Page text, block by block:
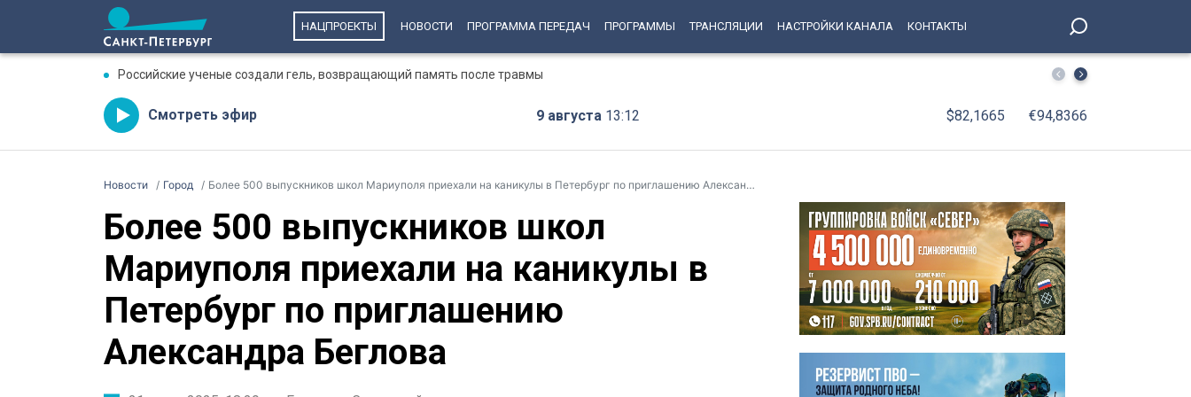
НАЦПРОЕКТЫ НОВОСТИ ПРОГРАММА ПЕРЕДАЧ ПРОГРАММЫ ТРАНСЛЯЦИИ НАСТРОЙКИ КАНАЛА КОНТАКТЫ
Российские ученые создали гель, возвращающий память после травмы Поймали за день: рецидивист отобрал телефон у 69-
Смотреть эфир 9 августа 13:12 $82,1665 €94,8366
Новости Город Более 500 выпускников школ Мариуполя приехали на каникулы в Петербург по приглашению Александра Беглова
Более 500 выпускников школ
Мариуполя приехали на каникулы в
Петербург по приглашению
Александра Беглова